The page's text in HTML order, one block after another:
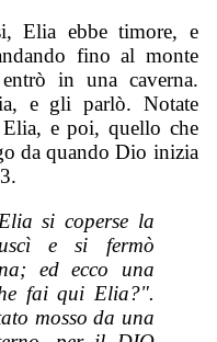
Elia ebbe timore, e
fino al monte
in una caverna.
e gli parlò. Notate
e poi, quello che
da quando Dio inizia
si coperse la
e si fermò
ed ecco una
fai qui Elia?".
mosso da una